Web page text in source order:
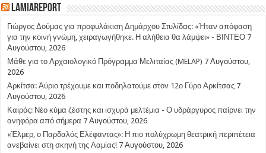
LamiaReport
Γιώργος Δούμας για προφυλάκιση Δημάρχου Στυλίδας: «Ήταν απόφαση
για την κοινή γνώμη, χειραγωγήθηκε. Η αλήθεια θα λάμψει» - ΒΙΝΤΕΟ 7
Αυγούστου, 2026
Μάθε για το Αρχαιολογικό Πρόγραμμα Μελιταίας (MELAP) 7 Αυγούστου,
2026
Αρκίτσα: Αύριο τρέχουμε και ποδηλατούμε στον 12ο Γύρο Αρκίτσας 7
Αυγούστου, 2026
Καιρός: Νέο κύμα ζέστης και ισχυρά μελτέμια - Ο υδράργυρος παίρνει την
ανηφόρα από σήμερα 7 Αυγούστου, 2026
«Έλμερ, ο Παρδαλός Ελέφαντας»: Η πιο πολύχρωμη θεατρική περιπέτεια
ανεβαίνει στη σκηνή της Λαμίας! 7 Αυγούστου, 2026